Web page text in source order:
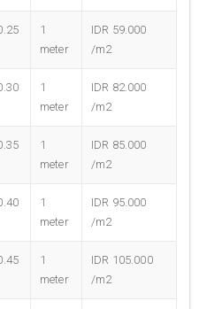
1
meter
IDR 59.000
/m2
1
meter
IDR 82.000
/m2
1
meter
IDR 85.000
/m2
1
meter
IDR 95.000
/m2
1
meter
IDR 105.000
/m2